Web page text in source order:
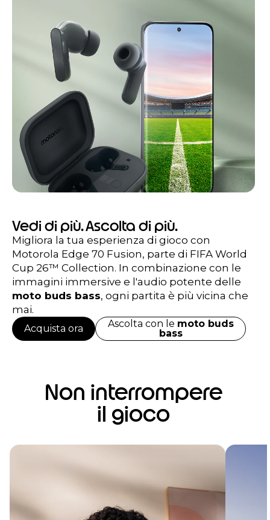
Vedi di più. Ascolta di più.
Migliora la tua esperienza di gioco con
Motorola Edge 70 Fusion, parte di FIFA World
Cup 26™ Collection. In combinazione con le
immagini immersive e l'audio potente delle
moto buds bass, ogni partita è più vicina che
mai.
Ascolta con le moto buds
bass
Acquista ora
Non interrompere
il gioco